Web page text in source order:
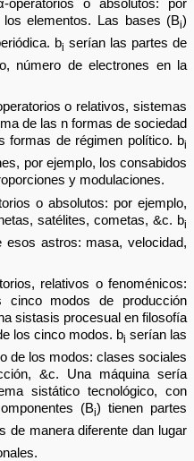
operatorios o absolutos: por
elementos. Las bases (Bi)
bi serían las partes de
número de electrones en la
o relativos, sistemas
de las n formas de sociedad
formas de régimen político. bi
por ejemplo, los consabidos
y modulaciones.
o absolutos: por ejemplo,
satélites, cometas, &c. bi
astros: masa, velocidad,
relativos o fenoménicos:
modos de producción
sistasis procesual en filosofía
los cinco modos. bi serían las
de los modos: clases sociales
&c. Una máquina sería
sistático tecnológico, con
(Bi) tienen partes
de manera diferente dan lugar